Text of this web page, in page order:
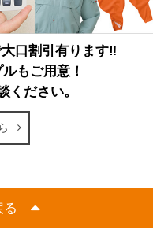
口割引有ります‼
もご用意！
ください。
る